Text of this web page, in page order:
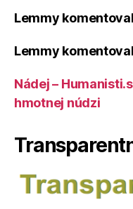
Lemmy komentoval
Lemmy komentoval
Nádej –
hmotnej núdzi